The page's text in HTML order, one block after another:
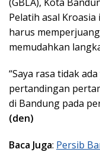
Pelatih asal
harus
memudahkan
“Saya rasa tidak
pertandingan
di Bandung pada
(den)
Baca Juga: Persib